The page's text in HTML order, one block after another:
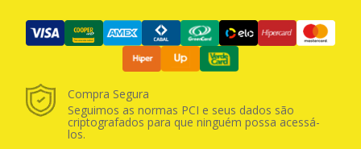
Compra Segura
Seguimos as normas PCI e seus dados são
criptografados para que ninguém possa acessá-
los.